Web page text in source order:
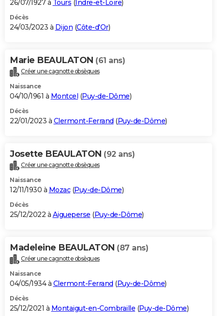
26/07/1927 à Tours ( Indre-et-Loire)
Décès
24/03/2023 à Dijon (Côte-d'Or)
Marie BEAULATON (61 ans)
Créer une cagnotte obsèques
Naissance
04/10/1961 à Montcel (Puy-de-Dôme)
Décès
22/01/2023 à Clermont-Ferrand (Puy-de-Dôme)
Josette BEAULATON (92 ans)
Créer une cagnotte obsèques
Naissance
12/11/1930 à Mozac(Puy-de-Dôme)
Décès
25/12/2022 à Aigueperse (Puy-de-Dôme)
Madeleine BEAULATON (87 ans)
Créer une cagnotte obsèques
Naissance
04/05/1934 à Clermont-Ferrand (Puy-de-Dôme)
Décès
25/12/2021 à Montaigut-en-Combraille (Puy-de-Dôme)